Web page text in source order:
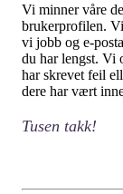
Vi minner våre
brukerprofilen.
vi jobb og e-
du har lengst. Vi
har skrevet feil
dere har vært
Tusen takk!